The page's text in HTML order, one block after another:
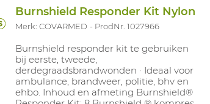
Burnshield Responder Kit Nylon
Merk: COVARMED ProdNr. 1027966
Burnshield responder kit te gebruiken
bij eerste, tweede,
derdegraadsbrandwonden · Ideaal voor
ambulance, brandweer, politie, bhv en
ehbo. Inhoud en afmeting Burnshield®